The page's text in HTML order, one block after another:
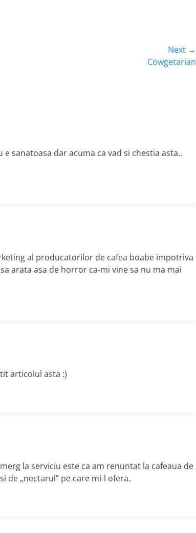
Next →
Cowgetarian
sanatoasa dar acuma ca vad si chestia asta..
al producatorilor de cafea boabe impotriva
arata asa de horror ca-mi vine sa nu ma mai
articolul asta :)
la serviciu este ca am renuntat la cafeaua de
de „nectarul” pe care mi-l ofera.